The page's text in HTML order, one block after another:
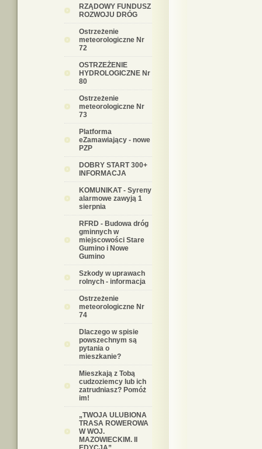
RZĄDOWY FUNDUSZ
ROZWOJU DRÓG
Ostrzeżenie
meteorologiczne Nr
72
OSTRZEŻENIE
HYDROLOGICZNE Nr
80
Ostrzeżenie
meteorologiczne Nr
73
Platforma
eZamawiający - nowe
PZP
DOBRY START 300+
INFORMACJA
KOMUNIKAT - Syreny
alarmowe zawyją 1
sierpnia
RFRD - Budowa dróg
gminnych w
miejscowości Stare
Gumino i Nowe
Gumino
Szkody w uprawach
rolnych - informacja
Ostrzeżenie
meteorologiczne Nr
74
Dlaczego w spisie
powszechnym są
pytania o
mieszkanie?
Mieszkają z Tobą
cudzoziemcy lub ich
zatrudniasz? Pomóż
im!
„TWOJA ULUBIONA
TRASA ROWEROWA
W WOJ.
MAZOWIECKIM. II